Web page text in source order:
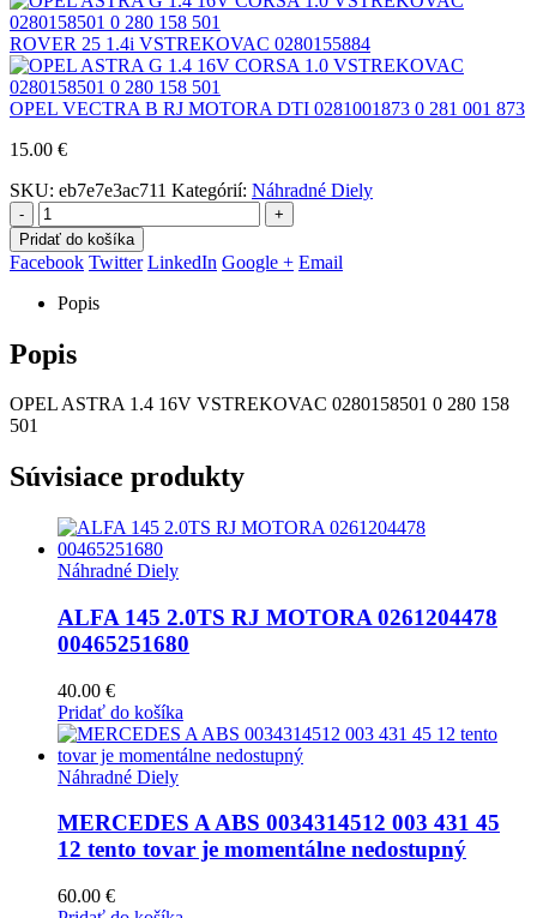
ROVER 25 1.4i VSTREKOVAC 0280155884
OPEL VECTRA B RJ MOTORA DTI 0281001873 0 281 001 873
15.00 €
SKU: eb7e7e3ac711 Kategórií: Náhradné Diely
-
+
Pridať do košíka
Facebook Twitter LinkedIn Google + Email
Popis
Popis
OPEL ASTRA 1.4 16V VSTREKOVAC 0280158501 0 280 158
501
Súvisiace produkty
Náhradné Diely
ALFA 145 2.0TS RJ MOTORA 0261204478
00465251680
40.00 €
Pridať do košíka
Náhradné Diely
MERCEDES A ABS 0034314512 003 431 45
12 tento tovar je momentálne nedostupný
60.00 €